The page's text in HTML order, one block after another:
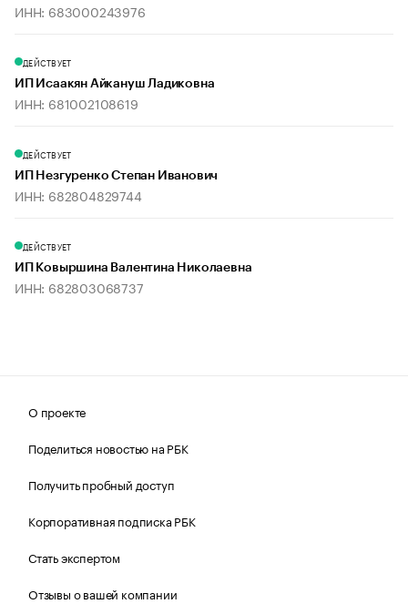
ИНН: 683000243976
ДЕЙСТВУЕТ
ИП Исаакян Айкануш Ладиковна
ИНН: 681002108619
ДЕЙСТВУЕТ
ИП Незгуренко Степан Иванович
ИНН: 682804829744
ДЕЙСТВУЕТ
ИП Ковыршина Валентина Николаевна
ИНН: 682803068737
О проекте
Поделиться новостью на РБК
Получить пробный доступ
Корпоративная подписка РБК
Стать экспертом
Отзывы о вашей компании